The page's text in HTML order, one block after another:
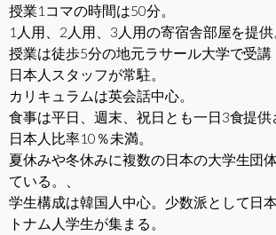
授業1コマの時間は50分。
1人用、2人用、3人用の寄宿舎部屋を提供
授業は徒歩5分の地元ラサール大学で受講
日本人スタッフが常駐。
カリキュラムは英会話中心。
食事は平日、週末、祝日とも一日3食提供
日本人比率10％未満。
夏休みや冬休みに複数の日本の大学生団
ている。、
学生構成は韓国人中心。少数派として日
トナム人学生が集まる。